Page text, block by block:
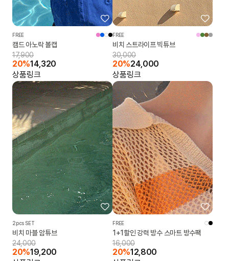
FREE
캠드 아노락 볼캡
17,900
20%14,320
상품링크
FREE
비치 스트라이프 빅튜브
30,000
20%24,000
상품링크
2pcs SET
비치 마블 암튜브
24,000
20%19,200
FREE
1+1할인 강력 방수 스마트 방수팩
16,000
20%12,800